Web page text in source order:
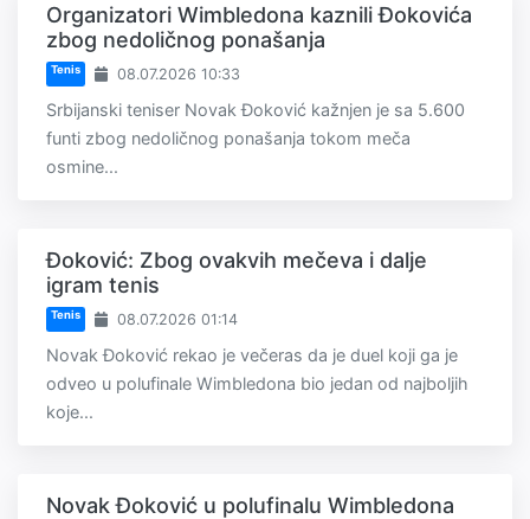
Organizatori Wimbledona kaznili Đokovića
zbog nedoličnog ponašanja
Tenis 08.07.2026 10:33
Srbijanski teniser Novak Đoković kažnjen je sa 5.600
funti zbog nedoličnog ponašanja tokom meča
osmine...
Đoković: Zbog ovakvih mečeva i dalje
igram tenis
Tenis 08.07.2026 01:14
Novak Đoković rekao je večeras da je duel koji ga je
odveo u polufinale Wimbledona bio jedan od najboljih
koje...
Novak Đoković u polufinalu Wimbledona